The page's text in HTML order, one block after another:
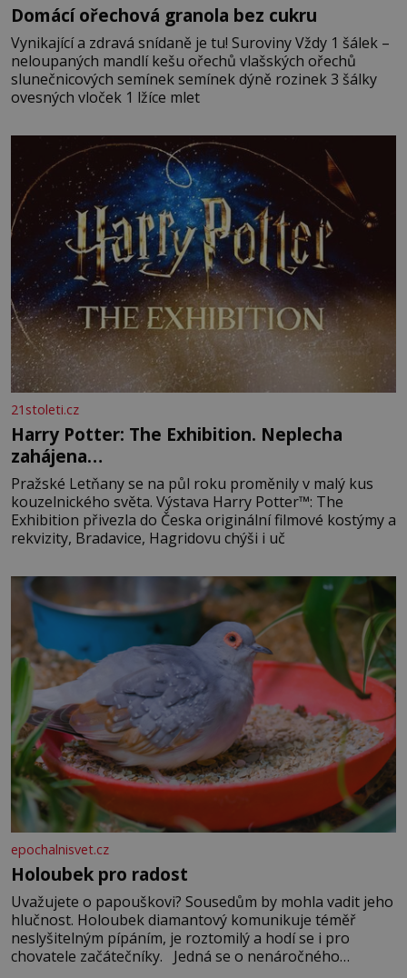
Domácí ořechová granola bez cukru
Vynikající a zdravá snídaně je tu! Suroviny Vždy 1 šálek –
neloupaných mandlí kešu ořechů vlašských ořechů
slunečnicových semínek semínek dýně rozinek 3 šálky
ovesných vloček 1 lžíce mlet
21stoleti.cz
Harry Potter: The Exhibition. Neplecha
zahájena…
Pražské Letňany se na půl roku proměnily v malý kus
kouzelnického světa. Výstava Harry Potter™: The
Exhibition přivezla do Česka originální filmové kostýmy a
rekvizity, Bradavice, Hagridovu chýši i uč
epochalnisvet.cz
Holoubek pro radost
Uvažujete o papouškovi? Sousedům by mohla vadit jeho
hlučnost. Holoubek diamantový komunikuje téměř
neslyšitelným pípáním, je roztomilý a hodí se i pro
chovatele začátečníky. Jedná se o nenáročného